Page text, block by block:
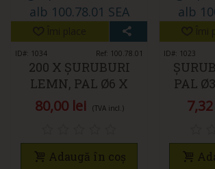
ID#: 1034 Ref: 100.78.01
200 X ȘURUBURI
LEMN, PAL Ø6 X
100MM, CAP
ÎNGROPAT PZ3,
80,00 lei (TVA incl.)
Adaugă în coș
ID#: 1023
PAL
CAP